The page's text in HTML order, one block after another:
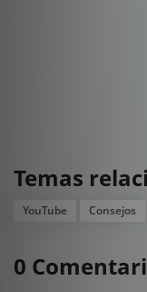
Temas
YouTube Consejos
0